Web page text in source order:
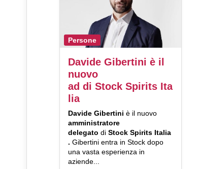
Persone
Davide Gibertini è il
nuovo
ad di Stock Spirits Ita
lia
Davide Gibertini è il nuovo
amministratore
delegato di Stock Spirits Italia
. Gibertini entra in Stock dopo
una vasta esperienza in
aziende...